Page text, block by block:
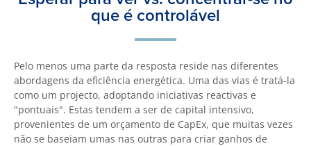
que é controlável
Pelo menos uma parte da resposta reside nas diferentes
abordagens da eficiência energética. Uma das vias é tratá-la
como um projecto, adoptando iniciativas reactivas e
"pontuais". Estas tendem a ser de capital intensivo,
provenientes de um orçamento de CapEx, que muitas vezes
não se baseiam umas nas outras para criar ganhos de